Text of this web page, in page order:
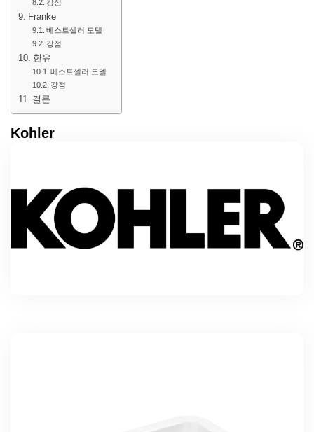
강점
Franke
베스트셀러 모델
강점
한유
베스트셀러 모델
강점
결론
Kohler